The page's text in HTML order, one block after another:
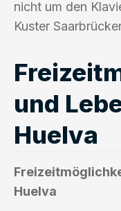
nicht um den
Kuster
und
Huelva
Huelva